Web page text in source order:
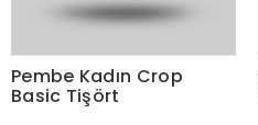
Pembe Kadın Crop
Basic Tişört